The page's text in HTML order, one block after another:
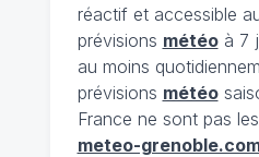
réactif et accessible
prévisions météoà 7
au moins
prévisions météo
France ne sont pas
meteo-